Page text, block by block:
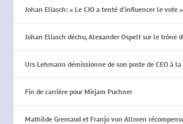
Johan Eliasch: « Le CIO a tenté d’influencer le vote »
Johan Eliasch déchu, Alexander Ospelt sur le trône
Urs Lehmann démissionne de son poste de CEO à la
Fin de carrière pour Mirjam Puchner
Mathilde Gremaud et Franjo von Allmen